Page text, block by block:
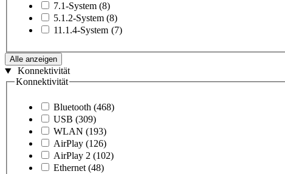
7.1-System (8)
5.1.2-System (8)
11.1.4-System (7)
Alle anzeigen
Konnektivität
Konnektivität
Bluetooth (468)
USB (309)
WLAN (193)
AirPlay (126)
AirPlay 2 (102)
Ethernet (48)